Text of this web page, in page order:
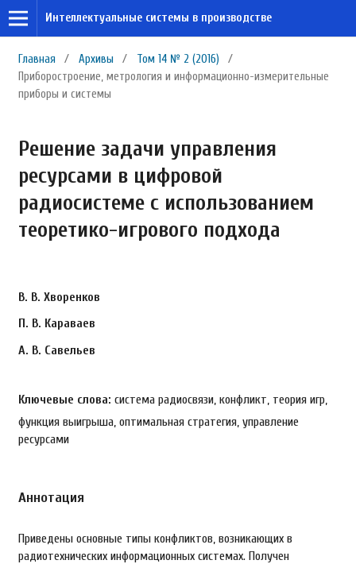
Интеллектуальные системы в производстве
Главная / Архивы / Том 14 № 2 (2016)
/
Приборостроение, метрология и информационно-измерительные
приборы и системы
Решение задачи управления
ресурсами в цифровой
радиосистеме с использованием
теоретико-игрового подхода
В. В. Хворенков
П. В. Караваев
А. В. Савельев
Ключевые слова: система радиосвязи, конфликт, теория игр,
функция выигрыша, оптимальная стратегия, управление
ресурсами
Аннотация
Приведены основные типы конфликтов, возникающих в
радиотехнических информационных системах. Получен